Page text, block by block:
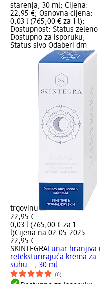
starenja, 30 ml; Cijena:
22,95 €; Osnovna cijena:
0,03 l (765,00 € za 1 l);
Dostupnost: Status zeleno
Dostupno za isporuku,
Status sivo Odaberi dm
trgovinu
22,95 €
0,03 l (765,00 € za 1
l)Cijena na 02.05.2025.:
22,95 €
SKINTEGRALunar hranjiva i
reteksturirajuća krema za
suhu..., 30 ml
(6)